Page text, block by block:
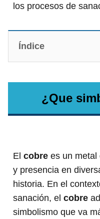
los procesos de
Índice
¿Que
El cobre es un metal
y presencia en
historia. En el
sanación, el cobre
simbolismo que va